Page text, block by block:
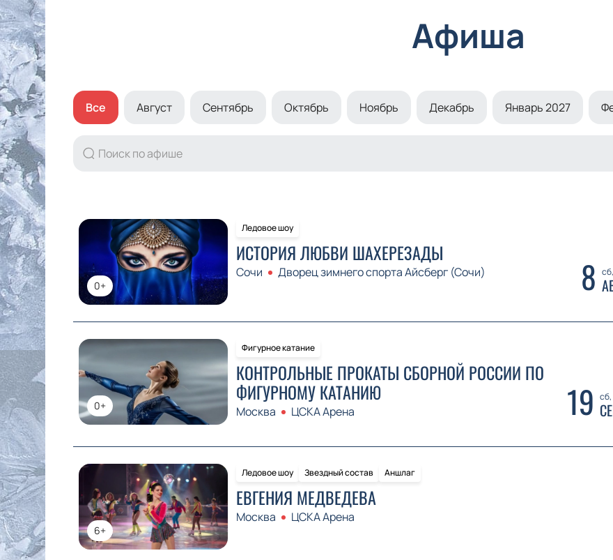
Афиша
Все Август Сентябрь Октябрь Ноябрь Декабрь Январь 2027
0+
Ледовое шоу
ИСТОРИЯ ЛЮБВИ ШАХЕРЕЗАДЫ
Сочи Дворец зимнего спорта Айсберг (Сочи) 8
0+
Фигурное катание
КОНТРОЛЬНЫЕ ПРОКАТЫ СБОРНОЙ РОССИИ ПО
ФИГУРНОМУ КАТАНИЮ
Москва ЦСКА Арена 19 сб,
6+
Ледовое шоу Звездный состав Аншлаг
ЕВГЕНИЯ МЕДВЕДЕВА
Москва ЦСКА Арена